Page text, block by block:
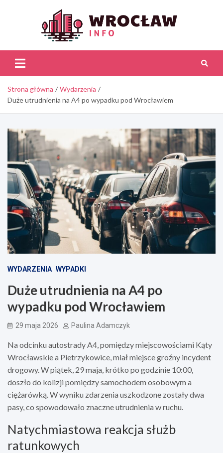
Strona główna
Wydarzenia
Duże utrudnienia na A4 po wypadku pod Wrocławiem
WYDARZENIA WYPADKI
Duże utrudnienia na A4 po
wypadku pod Wrocławiem
29 maja 2026 Paulina Adamczyk
Na odcinku autostrady A4, pomiędzy miejscowościami Kąty
Wrocławskie a Pietrzykowice, miał miejsce groźny incydent
drogowy. W piątek, 29 maja, krótko po godzinie 10:00,
doszło do kolizji pomiędzy samochodem osobowym a
ciężarówką. W wyniku zdarzenia uszkodzone zostały dwa
pasy, co spowodowało znaczne utrudnienia w ruchu.
Natychmiastowa reakcja służb
ratunkowych